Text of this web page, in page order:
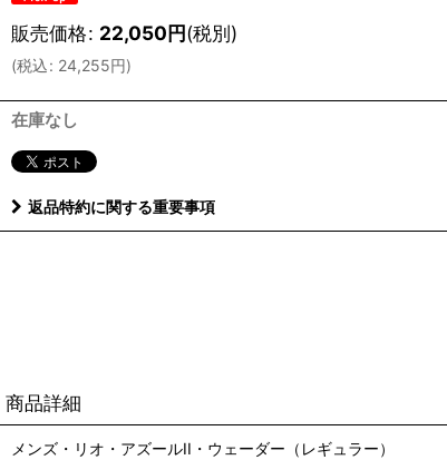
販売価格: 22,050円(税別)
(税込: 24,255円)
在庫なし
返品特約に関する重要事項
商品詳細
メンズ・リオ・アズールII・ウェーダー（レギュラー）